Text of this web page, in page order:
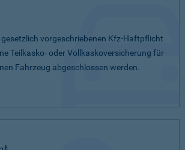
vorgeschriebenen Kfz-Haftpflicht
Teilkasko- oder Vollkaskoversicherung für
Fahrzeug abgeschlossen werden.